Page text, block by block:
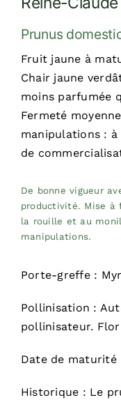
Prunus
Fruit jaune à
Chair jaune
moins parfumée
Fermeté
manipulations :
de
De bonne vigueur
productivité. Mise à
la rouille et au
manipulations.
Porte-greffe :
Pollinisation :
pollinisateur.
Date de
Historique : Le